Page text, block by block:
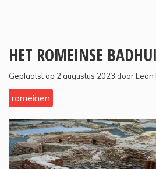
HET ROMEINSE
Geplaatst op 2 augustus 2023 door Leon
romeinen